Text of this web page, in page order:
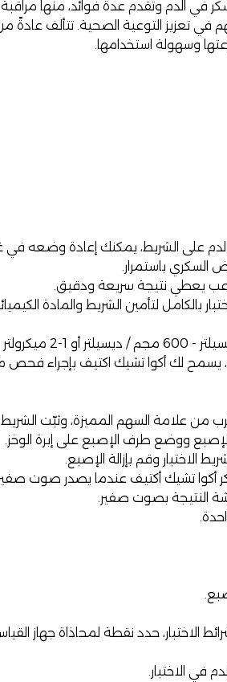
في الدم وتقدم عدة فوائد، منها
في تعزيز التوعية الصحية. تتألف عادةً
وسهولة استخدامها.
يمكنك إعادة وضعه في غضون 10 ثوان بعد التطبيق
السكري باستمرار.
يعطي نتيجة سريعة ودقيق.
بالكامل لتأمين الشريط والمادة
يسمح لك أكوا تشيك اكتيف بإجراء فحص
من علامة السهم المميزة، وثبّت
ووضع طرف الإصبع على إبرة الوخز.
وقم بإزالة الإصبع.
أكوا تشيك أكتيف عندما يصدر صوت
الاختبار، حدد نقطة لمحاذاة جهاز
في الاختبار.